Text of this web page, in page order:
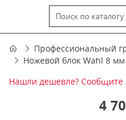
Профессиональный
Ножевой блок Wahl 8
Нашли дешевле? Сообщите
4